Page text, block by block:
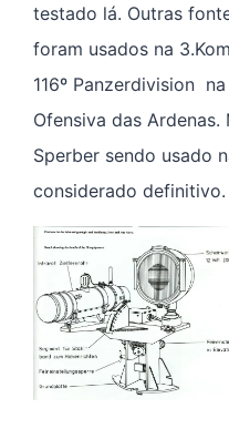
testado lá. Outras
foram usados na
116º Panzerdivision
Ofensiva das
Sperber sendo usado
considerado definitivo.